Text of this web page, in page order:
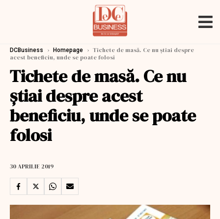
DCBusiness › Homepage › Tichete de masă. Ce nu știai despre
acest beneficiu, unde se poate folosi
Tichete de masă. Ce nu
știai despre acest
beneficiu, unde se poate
folosi
30 APRILIE 2019